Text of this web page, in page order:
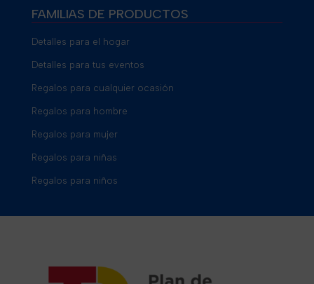
FAMILIAS DE PRODUCTOS
Detalles para el hogar
Detalles para tus eventos
Regalos para cualquier ocasión
Regalos para hombre
Regalos para mujer
Regalos para niñas
Regalos para niños